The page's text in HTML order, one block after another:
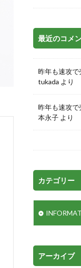
最近のコメ
昨年も速攻
tukada より
昨年も速攻
本永子 より
カテゴリー
アーカイブ